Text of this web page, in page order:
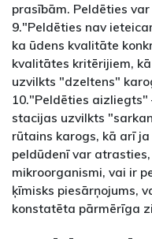
prasībām. Peldēties
9."Peldēties nav
ka ūdens kvalitāte
kvalitātes kritērijiem,
uzvilkts "dzeltens"
10."Peldēties
stacijas uzvilkts
rūtains karogs, kā arī
peldūdenī var
mikroorganismi, vai ir
ķīmisks piesārņojums,
konstatēta pārmērīga